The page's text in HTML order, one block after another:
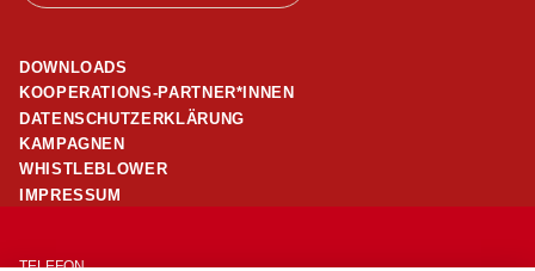
Grätzl-Zentrum
Margaretengürtel
Margaretengürtel 100-110/6/1, 1050 Wien
Auf Karte anzeigen
Route öffnen
DOWNLOADS
KOOPERATIONS-PARTNER*INNEN
DATENSCHUTZERKLÄRUNG
KAMPAGNEN
WHISTLEBLOWER
IMPRESSUM
TELEFON